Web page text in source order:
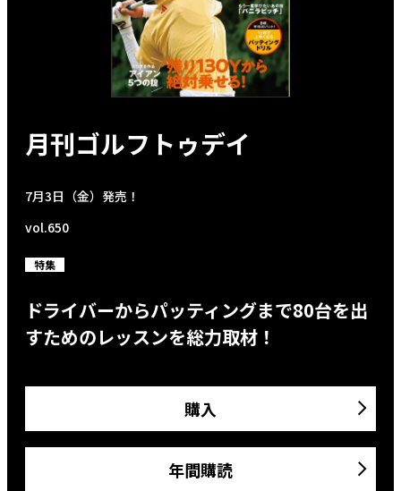
月刊ゴルフトゥデイ
7月3日（金）発売！
vol.650
特集
ドライバーからパッティングまで80台を出
すためのレッスンを総力取材！
購入
年間購読